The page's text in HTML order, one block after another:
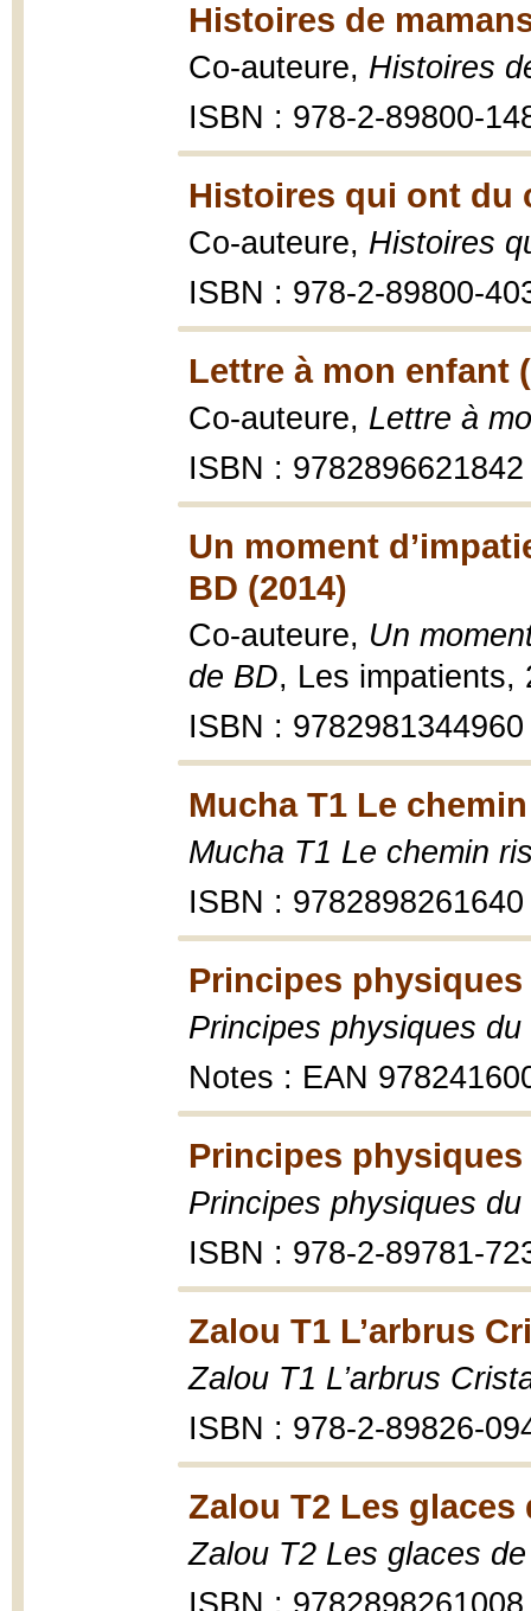
Histoires de
Co-auteure, Histoires
ISBN : 978-2-89800-
Histoires qui ont du
Co-auteure, Histoires
ISBN : 978-2-89800-
Lettre à mon enfant
Co-auteure, Lettre à
ISBN : 9782896621842
Un moment
BD (2014)
Co-auteure, Un
de BD, Les impatients,
ISBN : 9782981344960
Mucha T1 Le
Mucha T1 Le chemin
ISBN : 9782898261640
Principes
Principes physiques
Notes : EAN
Principes
Principes physiques
ISBN : 978-2-89781-
Zalou T1 L’arbrus
Zalou T1 L’arbrus
ISBN : 978-2-89826-
Zalou T2 Les glaces
Zalou T2 Les glaces
ISBN : 9782898261008